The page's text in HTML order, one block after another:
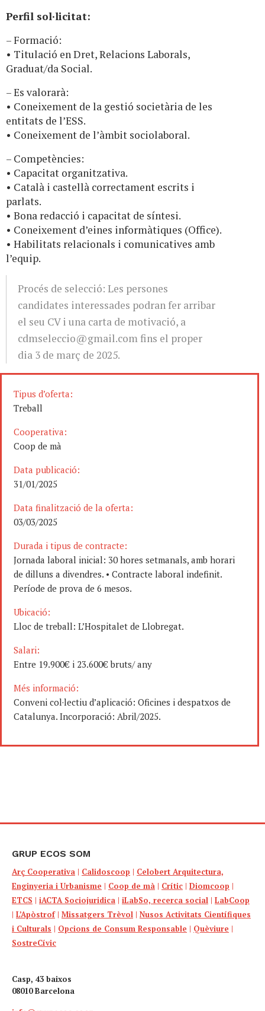
Perfil sol·licitat:
– Formació:
• Titulació en Dret, Relacions Laborals,
Graduat/da Social.
– Es valorarà:
• Coneixement de la gestió societària de les
entitats de l’ESS.
• Coneixement de l’àmbit sociolaboral.
– Competències:
• Capacitat organitzativa.
• Català i castellà correctament escrits i
parlats.
• Bona redacció i capacitat de síntesi.
• Coneixement d’eines informàtiques (Office).
• Habilitats relacionals i comunicatives amb
l’equip.
Procés de selecció: Les persones
candidates interessades podran fer arribar
el seu CV i una carta de motivació, a
cdmseleccio@gmail.com fins el proper
dia 3 de març de 2025.
Tipus d’oferta:
Treball
Cooperativa:
Coop de mà
Data publicació:
31/01/2025
Data finalització de la oferta:
03/03/2025
Durada i tipus de contracte:
Jornada laboral inicial: 30 hores setmanals, amb horari
de dilluns a divendres. • Contracte laboral indefinit.
Període de prova de 6 mesos.
Ubicació:
Lloc de treball: L’Hospitalet de Llobregat.
Salari:
Entre 19.900€ i 23.600€ bruts/ any
Més informació:
Conveni col·lectiu d’aplicació: Oficines i despatxos de
Catalunya. Incorporació: Abril/2025.
GRUP ECOS SOM
Arç Cooperativa | Calidoscoop | Celobert Arquitectura,
Enginyeria i Urbanisme | Coop de mà | Crític | Diomcoop |
ETCS | iACTA Sociojuridica | iLabSo, recerca social | LabCoop
| L’Apòstrof| Missatgers Trèvol | Nusos Activitats Científiques
i Culturals | Opcions de Consum Responsable | Quèviure |
SostreCívic
Casp, 43 baixos
08010 Barcelona